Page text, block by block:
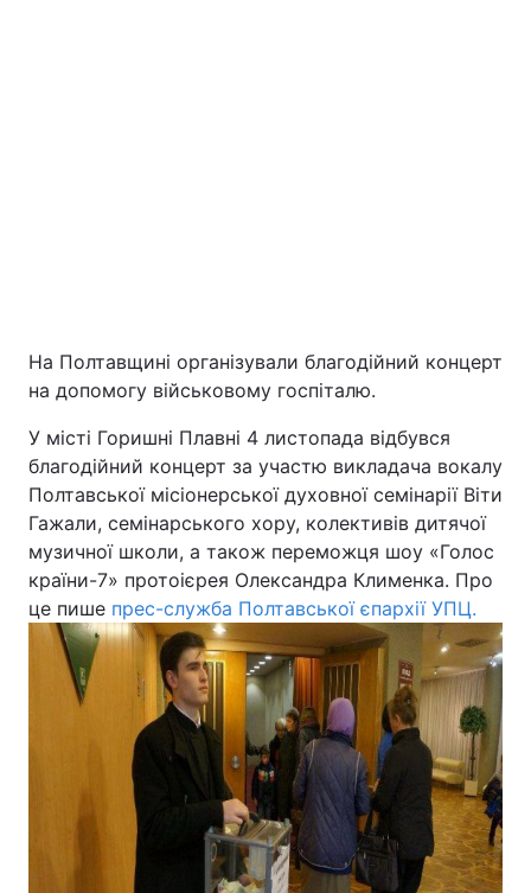
Дніпро Харків
Одеса
Наука
Техно і зв'язок Лайт
Зброя Інциденти
Туризм
Цікавинки Погода
Відео з Youtube Статті
На Полтавщині організували благодійний концерт
на допомогу військовому госпіталю.
У місті Горишні Плавні 4 листопада відбувся
благодійний концерт за участю викладача вокалу
Полтавської місіонерської духовної семінарії Віти
Гажали, семінарського хору, колективів дитячої
музичної школи, а також переможця шоу «Голос
країни-7» протоієрея Олександра Клименка. Про
це пише прес-служба Полтавської єпархії УПЦ.